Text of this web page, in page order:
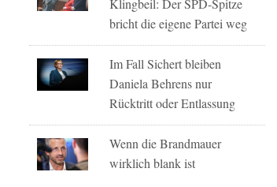
Klingbeil: Der SPD-Spitze
bricht die eigene Partei weg
Im Fall Sichert bleiben
Daniela Behrens nur
Rücktritt oder Entlassung
Wenn die Brandmauer
wirklich blank ist